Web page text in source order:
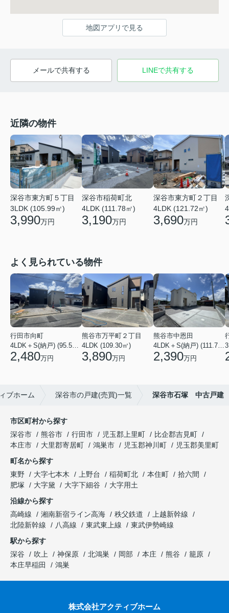
地図アプリで見る
メールで共有する LINEで共有する
近隣の物件
深谷市東方町５丁目
3LDK (105.99㎡)
3,990万円
深谷市稲荷町北
4LDK (111.78㎡)
3,190万円
深谷市東方町２丁目
4LDK (121.72㎡)
3,690万円
よく見られている物件
行田市向町
4LDK＋S(納戸) (95.58㎡)
2,480万円
熊谷市万平町２丁目
4LDK (109.30㎡)
3,890万円
熊谷市中恩田
4LDK＋S(納戸) (111.78㎡)
2,390万円
ブホーム 深谷市の戸建(売買)一覧 深谷市石塚 中古戸建
市区町村から探す
深谷市
熊谷市 行田市 児玉郡上里町
比企郡吉見町
本庄市
大里郡寄居町 鴻巣市 児玉郡神川町
児玉郡美里町
町名から探す
東野
大字七本木 上野台 稲荷町北 本住町
拾六間
肥塚
大字黛 大字下細谷
大字用土
沿線から探す
高崎線
湘南新宿ライン高海 秩父鉄道
上越新幹線
北陸新幹線
八高線 東武東上線
東武伊勢崎線
駅から探す
深谷
吹上 神保原 北鴻巣 岡部 本庄 熊谷
籠原
本庄早稲田
鴻巣
株式会社アクティブホーム